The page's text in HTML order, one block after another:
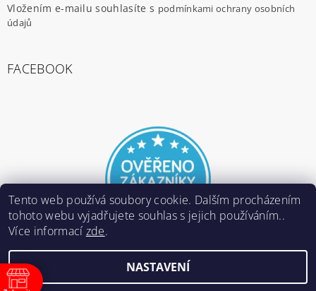
Vložením e-mailu souhlasíte s podmínkami ochrany osobních
údajů
FACEBOOK
E-ARMY.cz, všechna práva vyhrazena
Tento web používá soubory cookie. Dalším procházením
tohoto webu vyjadřujete souhlas s jejich používáním..
Více informací zde.
NASTAVENÍ